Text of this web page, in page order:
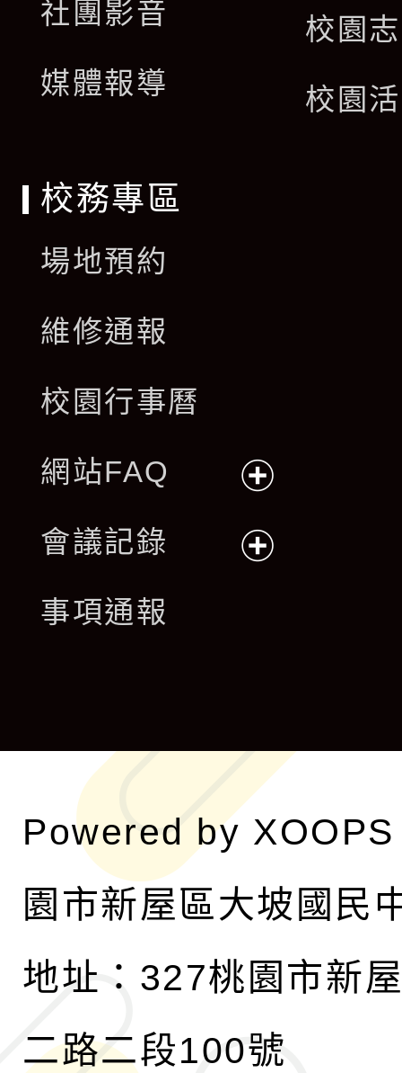
社團影音
媒體報導
校園
校園
校務專區
場地預約
維修通報
校園行事曆
網站FAQ
開
會議記錄
單
事項通報
Powered by XOOPS
園市新屋區大坡國民
地址：327桃園市新
二路二段100號